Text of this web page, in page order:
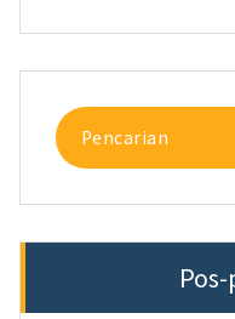
Pencarian
untuk: